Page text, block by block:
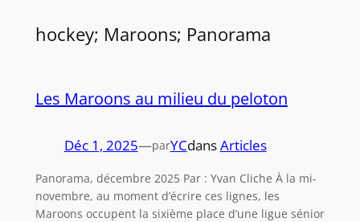
hockey; Maroons; Panorama
Les Maroons au milieu du peloton
Déc 1, 2025—parYCdansArticles
Panorama, décembre 2025 Par : Yvan Cliche À la mi-
novembre, au moment d’écrire ces lignes, les
Maroons occupent la sixième place d’une ligue sénior